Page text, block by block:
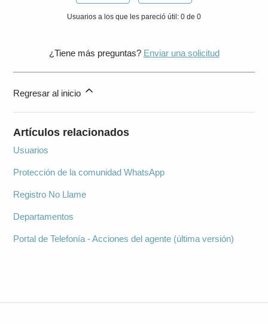
Usuarios a los que les pareció útil: 0 de 0
¿Tiene más preguntas? Enviar una solicitud
Regresar al inicio
Artículos relacionados
Usuarios
Protección de la comunidad WhatsApp
Registro No Llame
Departamentos
Portal de Telefonía - Acciones del agente (última versión)